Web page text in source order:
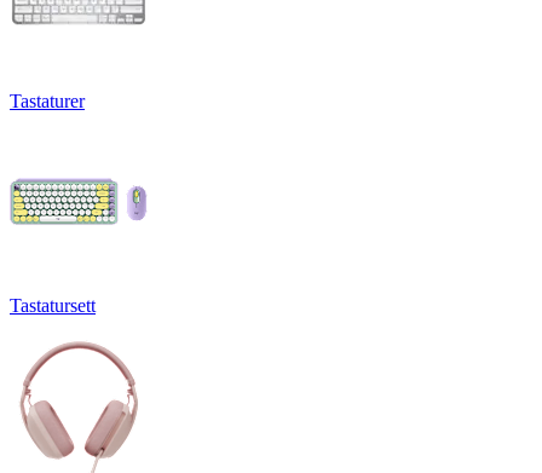
Tastaturer
Tastatursett